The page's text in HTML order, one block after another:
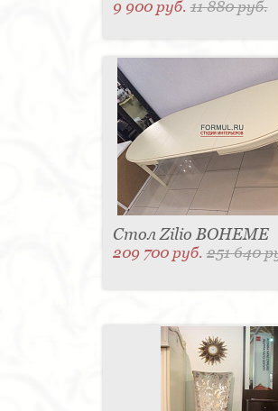
9 900 руб.11 880 руб.
Стол Zilio BOHEME
209 700 руб.251 640